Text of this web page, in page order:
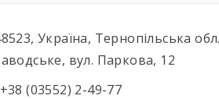
Україна, Тернопільська
вул. Паркова, 12
+38 (03552) 2-49-77